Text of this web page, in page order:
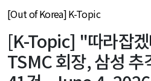
[Out of Korea] K-Topic
[K-Topic] "따라잡
TSMC 회장, 삼성 추